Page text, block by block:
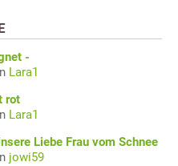
-
Lara1
rot
Lara1
Liebe Frau vom Schnee
jowi59